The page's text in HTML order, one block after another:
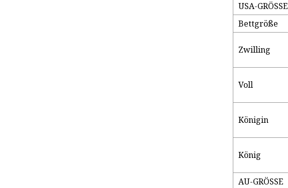
USA-GRÖSSE
Bettgröße
Zwilling
Voll
Königin
König
AU-GRÖSSE